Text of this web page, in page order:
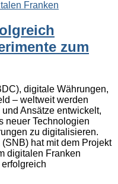
zum
digitale Währungen,
– weltweit werden
Ansätze entwickelt,
neuer Technologien
zu digitalisieren.
hat mit dem Projekt
digitalen Franken